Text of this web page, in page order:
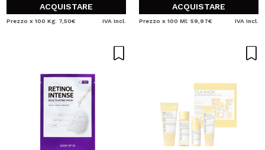
ACQUISTARE
Prezzo x 100 Kg: 7,50€ IVA Incl.
ACQUISTARE
Prezzo x 100 Ml: 59,97€ IVA Incl.